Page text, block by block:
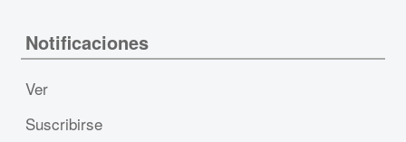
Notificaciones
Ver
Suscribirse